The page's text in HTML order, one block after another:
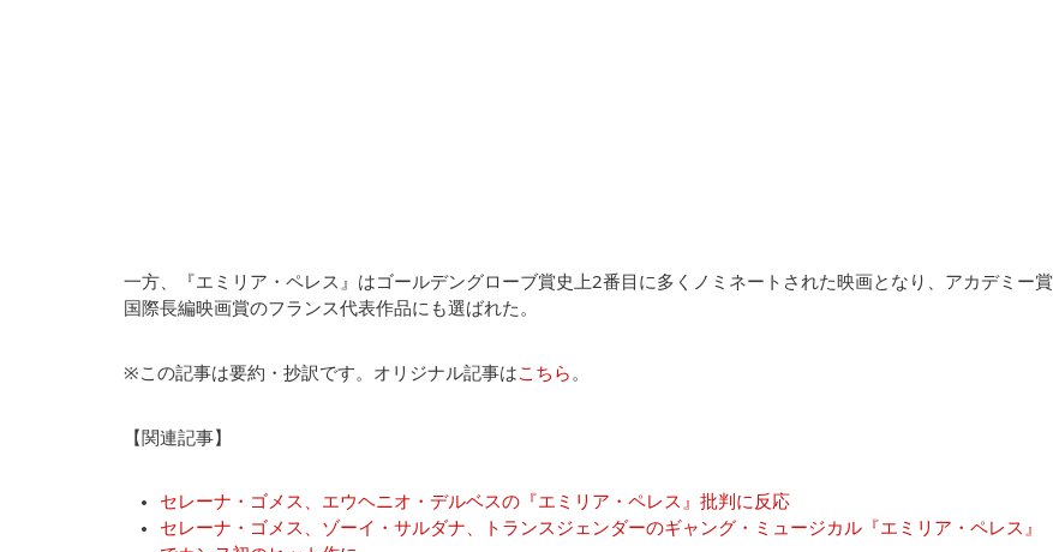
一方、『エミリア・ペレス』はゴールデングローブ賞史上2番目に多くノミネートされた映画となり、アカデミー賞
国際長編映画賞のフランス代表作品にも選ばれた。
※この記事は要約・抄訳です。オリジナル記事はこちら。
【関連記事】
セレーナ・ゴメス、エウヘニオ・デルベスの『エミリア・ペレス』批判に反応
セレーナ・ゴメス、ゾーイ・サルダナ、トランスジェンダーのギャング・ミュージカル『エミリア・ペレス』